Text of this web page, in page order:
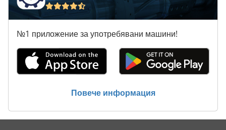
№1 приложение за употребявани машини!
Повече информация